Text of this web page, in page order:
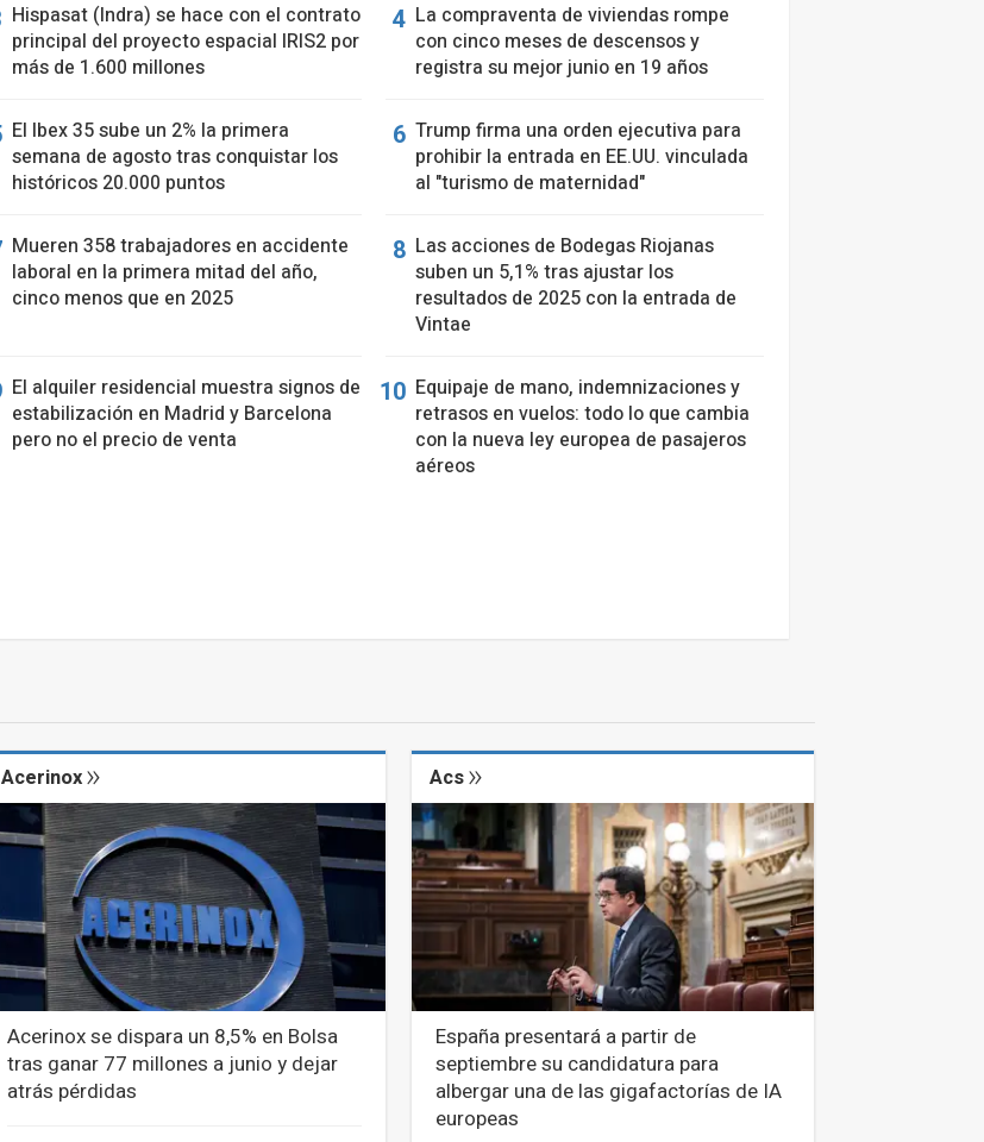
Hispasat (Indra) se hace con el contrato
principal del proyecto espacial IRIS2 por
más de 1.600 millones
La compraventa de viviendas rompe
con cinco meses de descensos y
registra su mejor junio en 19 años
El Ibex 35 sube un 2% la primera
semana de agosto tras conquistar los
históricos 20.000 puntos
Trump firma una orden ejecutiva para
prohibir la entrada en EE.UU. vinculada
al "turismo de maternidad"
Mueren 358 trabajadores en accidente
laboral en la primera mitad del año,
cinco menos que en 2025
Las acciones de Bodegas Riojanas
suben un 5,1% tras ajustar los
resultados de 2025 con la entrada de
Vintae
El alquiler residencial muestra signos de
estabilización en Madrid y Barcelona
pero no el precio de venta
Equipaje de mano, indemnizaciones y
retrasos en vuelos: todo lo que cambia
con la nueva ley europea de pasajeros
aéreos
Acerinox
Acerinox se dispara un 8,5% en Bolsa
tras ganar 77 millones a junio y dejar
atrás pérdidas
Acs
España presentará a partir de
septiembre su candidatura para
albergar una de las gigafactorías de IA
europeas